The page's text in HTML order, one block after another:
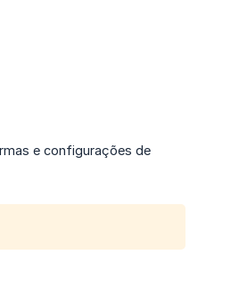
e configurações de